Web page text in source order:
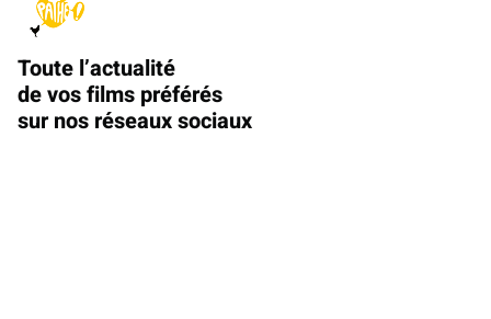
Toute l’actualité
de vos films préférés
sur nos réseaux sociaux